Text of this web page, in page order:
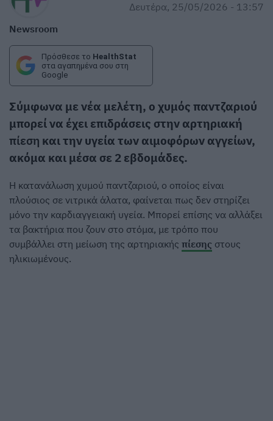
Newsroom
Δευτέρα, 25/05/2026 - 13:57
Πρόσθεσε το HealthStat
στα αγαπημένα σου στη
Google
Σύμφωνα με νέα μελέτη, ο χυμός παντζαριού
μπορεί να έχει επιδράσεις στην αρτηριακή
πίεση και την υγεία των αιμοφόρων αγγείων,
ακόμα και μέσα σε 2 εβδομάδες.
Η κατανάλωση χυμού παντζαριού, ο οποίος είναι
πλούσιος σε νιτρικά άλατα, φαίνεται πως δεν στηρίζει
μόνο την καρδιαγγειακή υγεία. Μπορεί επίσης να αλλάξει
τα βακτήρια που ζουν στο στόμα, με τρόπο που
συμβάλλει στη μείωση της αρτηριακής πίεσης στους
ηλικιωμένους.